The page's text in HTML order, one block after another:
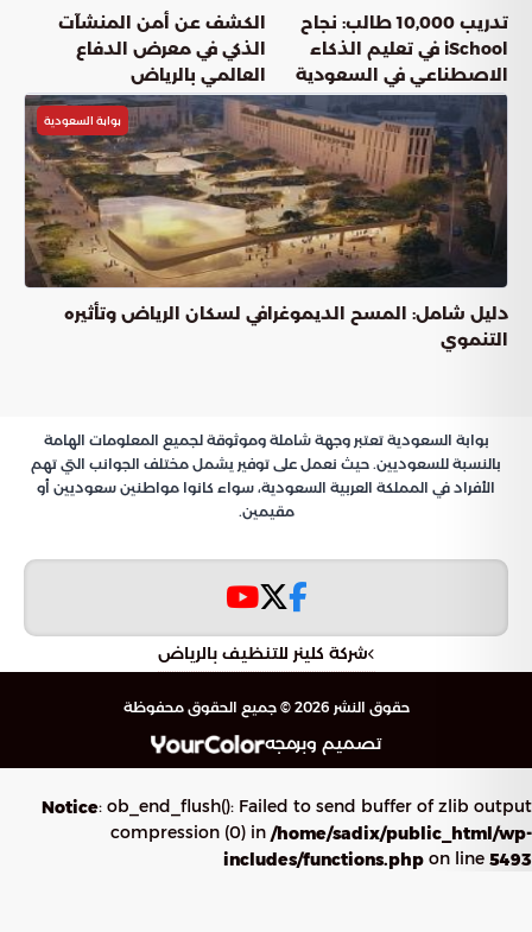
تدريب 10,000 طالب: نجاح
iSchool في تعليم الذكاء
الاصطناعي في السعودية
الكشف عن أمن المنشآت
الذكي في معرض الدفاع
العالمي بالرياض
بوابة السعودية
دليل شامل: المسح الديموغرافي لسكان الرياض وتأثيره
التنموي
بوابة السعودية تعتبر وجهة شاملة وموثوقة لجميع المعلومات الهامة
بالنسبة للسعوديين. حيث نعمل على توفير يشمل مختلف الجوانب التي تهم
الأفراد في المملكة العربية السعودية، سواء كانوا مواطنين سعوديين أو
مقيمين.
شركة كلينر للتنظيف بالرياض
حقوق النشر 2026 © جميع الحقوق محفوظة
تصميم وبرمجه
Notice: ob_end_flush(): Failed to send buffer of zlib output
compression (0) in /home/sadix/public_html/wp-
includes/functions.php on line 5493